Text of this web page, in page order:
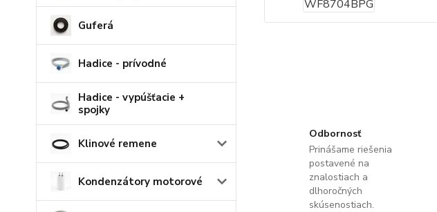
Guferá
Hadice - prívodné
Hadice - vypúšťacie +
spojky
Klinové remene
Kondenzátory motorové
Odbornosť
Prinášame riešenia
postavené na
znalostiach a
dlhoročných
skúsenostiach.